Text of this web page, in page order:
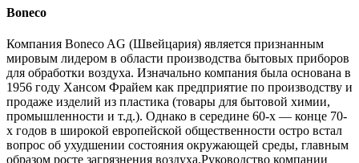
Boneco
Компания Boneco AG (Швейцария) является признанным
мировым лидером в области производства бытовых приборов
для обработки воздуха. Изначально компания была основана в
1956 году Хансом Фрайем как предприятие по производству и
продаже изделий из пластика (товары для бытовой химии,
промышленности и т.д.). Однако в середине 60-х — конце 70-
х годов в широкой европейской общественности остро встал
вопрос об ухудшении состояния окружающей среды, главным
образом росте загрязнения воздуха.Руководство компании